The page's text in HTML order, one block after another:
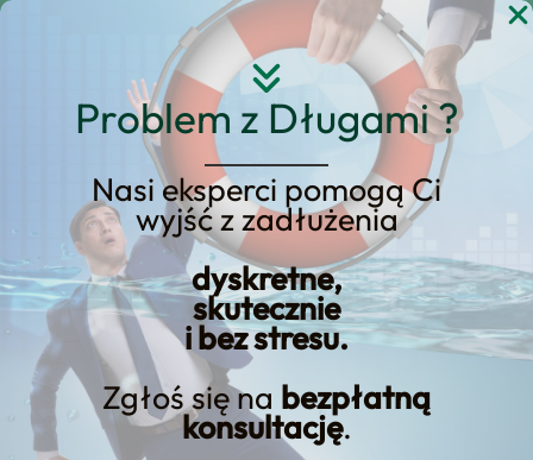
Problem z Długami ?
Nasi eksperci pomogą Ci
wyjść z zadłużenia
dyskretne,
skutecznie
i bez stresu.
Zgłoś się na bezpłatną
konsultację.
Przejdź
Sprawdź, gdzie możesz
otrzymać pożyczkę bez
weryfikacji w BIK!